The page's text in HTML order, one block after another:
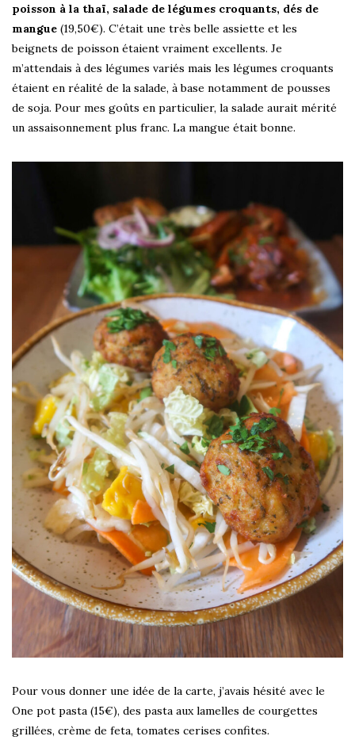
poisson à la thaï, salade de légumes croquants, dés de
mangue (19,50€). C’était une très belle assiette et les
beignets de poisson étaient vraiment excellents. Je
m’attendais à des légumes variés mais les légumes croquants
étaient en réalité de la salade, à base notamment de pousses
de soja. Pour mes goûts en particulier, la salade aurait mérité
un assaisonnement plus franc. La mangue était bonne.
Pour vous donner une idée de la carte, j’avais hésité avec le
One pot pasta (15€), des pasta aux lamelles de courgettes
grillées, crème de feta, tomates cerises confites.